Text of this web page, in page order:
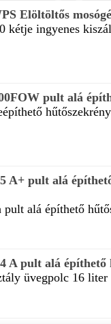
Elöltöltős
kétje ingyenes
pult alá
A+ pult alá
alá építhető
A pult alá építhető
üvegpolc 16 liter